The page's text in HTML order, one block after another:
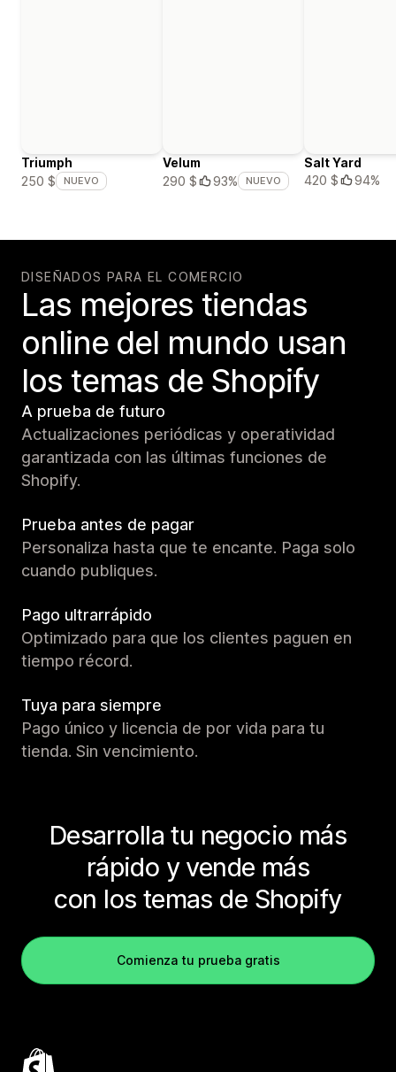
Triumph
250 $
NUEVO
Velum
290 $
93% NUEVO
Salt Yard
420 $
94%
DISEÑADOS PARA EL COMERCIO
Las mejores tiendas
online del mundo usan
los temas de Shopify
A prueba de futuro
Actualizaciones periódicas y operatividad
garantizada con las últimas funciones de
Shopify.
Prueba antes de pagar
Personaliza hasta que te encante. Paga solo
cuando publiques.
Pago ultrarrápido
Optimizado para que los clientes paguen en
tiempo récord.
Tuya para siempre
Pago único y licencia de por vida para tu
tienda. Sin vencimiento.
Desarrolla tu negocio más
rápido y vende más
con los temas de Shopify
Comienza tu prueba gratis